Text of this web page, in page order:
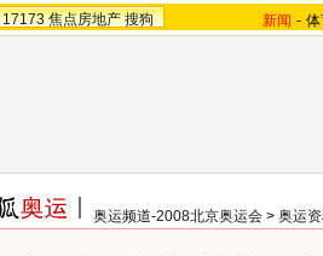
17173 焦点房地产 搜狗 新闻 -
奥运频道-2008北京奥运会 > 奥运